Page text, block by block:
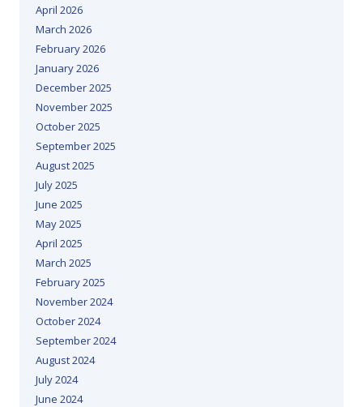
April 2026
March 2026
February 2026
January 2026
December 2025
November 2025
October 2025
September 2025
August 2025
July 2025
June 2025
May 2025
April 2025
March 2025
February 2025
November 2024
October 2024
September 2024
August 2024
July 2024
June 2024